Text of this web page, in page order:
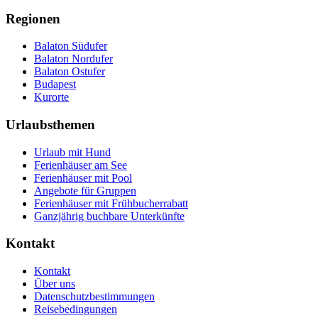
Regionen
Balaton Südufer
Balaton Nordufer
Balaton Ostufer
Budapest
Kurorte
Urlaubsthemen
Urlaub mit Hund
Ferienhäuser am See
Ferienhäuser mit Pool
Angebote für Gruppen
Ferienhäuser mit Frühbucherrabatt
Ganzjährig buchbare Unterkünfte
Kontakt
Kontakt
Über uns
Datenschutzbestimmungen
Reisebedingungen